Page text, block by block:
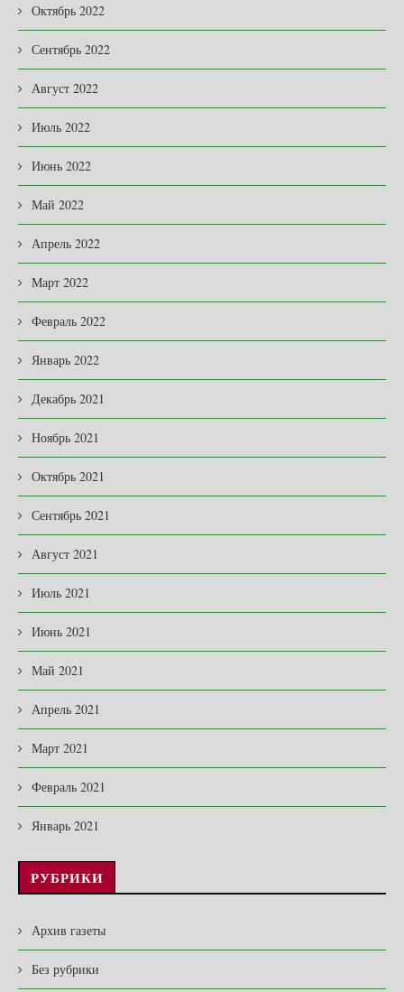
Октябрь 2022
Сентябрь 2022
Август 2022
Июль 2022
Июнь 2022
Май 2022
Апрель 2022
Март 2022
Февраль 2022
Январь 2022
Декабрь 2021
Ноябрь 2021
Октябрь 2021
Сентябрь 2021
Август 2021
Июль 2021
Июнь 2021
Май 2021
Апрель 2021
Март 2021
Февраль 2021
Январь 2021
РУБРИКИ
Архив газеты
Без рубрики